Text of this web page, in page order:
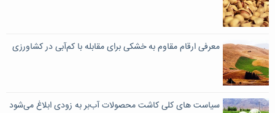
معرفی ارقام مقاوم به خشکی برای مقابله با کم‌آبی در کشاورزی
سیاست های کلی کاشت محصولات آب‌بر به زودی ابلاغ می‌شود